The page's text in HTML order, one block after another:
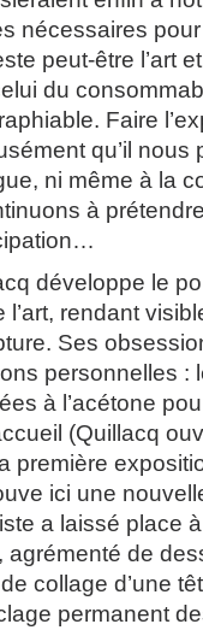
nécessaires
peut-être l’art
du
Faire
qu’il nous
ni même à la
à
développe le
l’art, rendant
Ses
personnelles :
à l’acétone
(Quillacq
première
ici une
a laissé place
agrémenté de
collage d’une
permanent